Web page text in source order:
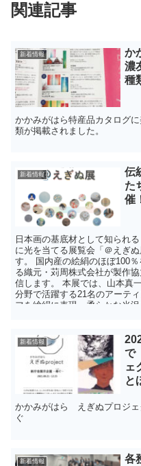
関連記事
新着情報
か
濃
種
かかみがはら特産品カタログ
類が掲載されました。
新着情報
伝
た
催
日本画の基底材として知られ
に光を当てる展覧会「＠えぎ
す。 国内産の絵絹のほぼ100
る織元・苅周株式会社が製作
信します。 本展では、山本真
分野で活躍する21名のアーテ
フを絵絹に表現。柔らかな光
新着情報
で
ェ
と
かかみがはら えぎぬプロジ
ぐ
新着情報
各